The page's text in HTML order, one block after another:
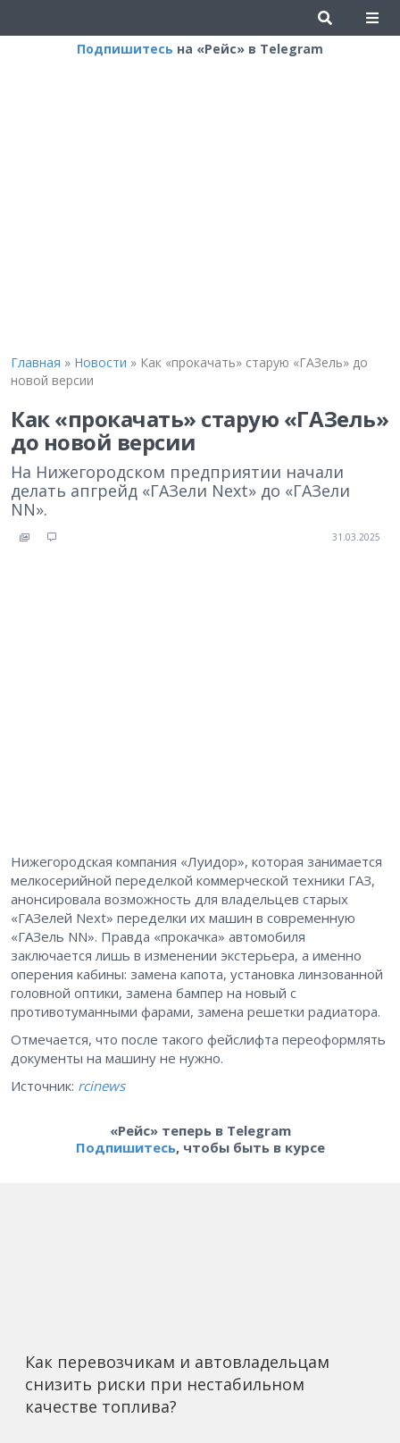
Подпишитесь на «Рейс» в Telegram
Главная » Новости » Как «прокачать» старую «ГАЗель» до
новой версии
Как «прокачать» старую «ГАЗель»
до новой версии
На Нижегородском предприятии начали
делать апгрейд «ГАЗели Next» до «ГАЗели
NN».
31.03.2025
Нижегородская компания «Луидор», которая занимается
мелкосерийной переделкой коммерческой техники ГАЗ,
анонсировала возможность для владельцев старых
«ГАЗелей Next» переделки их машин в современную
«ГАЗель NN». Правда «прокачка» автомобиля
заключается лишь в изменении экстерьера, а именно
оперения кабины: замена капота, установка линзованной
головной оптики, замена бампер на новый с
противотуманными фарами, замена решетки радиатора.
Отмечается, что после такого фейслифта переоформлять
документы на машину не нужно.
Источник: rcinews
«Рейс» теперь в Telegram
Подпишитесь, чтобы быть в курсе
Как перевозчикам и автовладельцам
снизить риски при нестабильном
качестве топлива?